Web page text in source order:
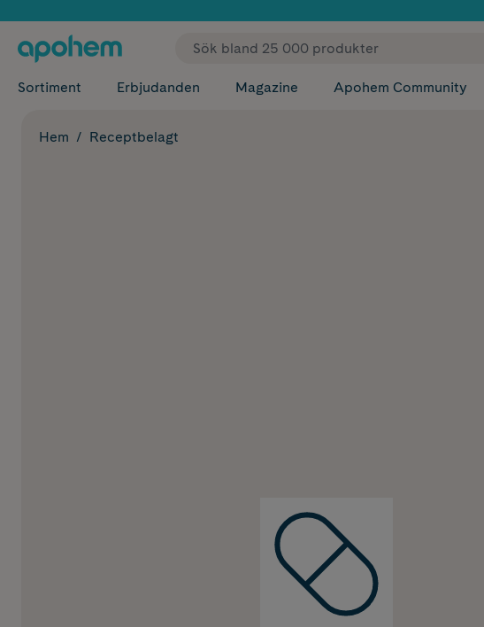
✓ Fri frakt
Sortiment Erbjudanden Magazine Apohem Community
Hem Receptbelagt